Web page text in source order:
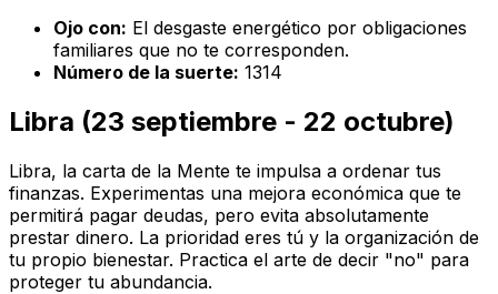
Ojo con: El desgaste energético por obligaciones
familiares que no te corresponden.
Número de la suerte: 1314
Libra (23 septiembre - 22 octubre)
Libra, la carta de la Mente te impulsa a ordenar tus
finanzas. Experimentas una mejora económica que te
permitirá pagar deudas, pero evita absolutamente
prestar dinero. La prioridad eres tú y la organización de
tu propio bienestar. Practica el arte de decir "no" para
proteger tu abundancia.